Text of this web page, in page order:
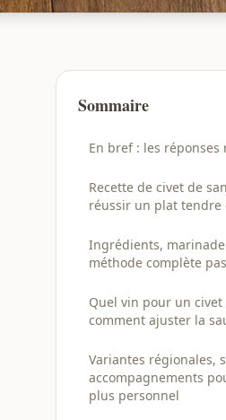
Sommaire
En bref : les réponses
Recette de civet de
réussir un plat
Ingrédients,
méthode complète
Quel vin pour un
comment ajuster la
Variantes régionales,
accompagnements
plus personnel